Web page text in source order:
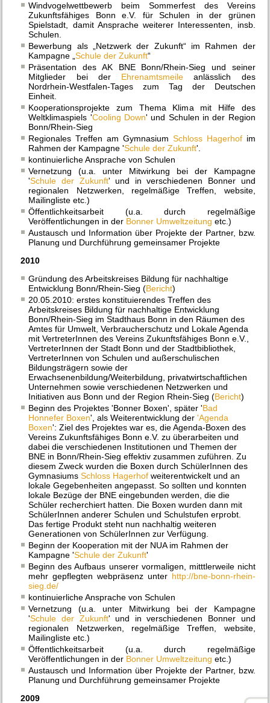
Windvogelwettbewerb beim Sommerfest des Vereins
Zukunftsfähiges Bonn e.V. für Schulen in der grünen
Spielstadt, damit Ansprache weiterer Interessenten, insb.
Schulen.
Bewerbung als „Netzwerk der Zukunft“ im Rahmen der
Kampagne „Schule der Zukunft“
Präsentation des AK BNE Bonn/Rhein-Sieg und seiner
Mitglieder bei der Ehrenamtsmeile anlässlich des
Nordrhein-Westfalen-Tages zum Tag der Deutschen
Einheit.
Kooperationsprojekte zum Thema Klima mit Hilfe des
Weltklimaspiels 'Cooling Down' und Schulen in der Region
Bonn/Rhein-Sieg
Regionales Treffen am Gymnasium Schloss Hagerhofim
Rahmen der Kampagne 'Schule der Zukunft'.
kontinuierliche Ansprache von Schulen
Vernetzung (u.a. unter Mitwirkung bei der Kampagne
'Schule der Zukunft' und in verschiedenen Bonner und
regionalen Netzwerken, regelmäßige Treffen, website,
Mailingliste etc.)
Öffentlichkeitsarbeit (u.a. durch regelmäßige
Veröffentlichungen in der Bonner Umweltzeitungetc.)
Austausch und Information über Projekte der Partner, bzw.
Planung und Durchführung gemeinsamer Projekte
2010
Gründung des Arbeitskreises Bildung für nachhaltige
Entwicklung Bonn/Rhein-Sieg (Bericht)
20.05.2010: erstes konstituierendes Treffen des
Arbeitskreises Bildung für nachhaltige Entwicklung
Bonn/Rhein-Sieg im Stadthaus Bonn in den Räumen des
Amtes für Umwelt, Verbraucherschutz und Lokale Agenda
mit VertreterInnen des Vereins Zukunftsfähiges Bonn e.V.,
VertreterInnen der Stadt Bonn und der Stadtbibliothek,
VertreterInnen von Schulen und außerschulischen
Bildungsträgern sowie der
Erwachsenenbildung/Weiterbildung, privatwirtschaftlichen
Unternehmen sowie verschiedenen Netzwerken und
Initiativen aus Bonn undder Region Rhein-Sieg (Bericht)
Beginn des Projektes 'Bonner Boxen', später 'Bad
Honnefer Boxen', als Weiterentwicklung der'Agenda
Boxen': Ziel des Projektes war es, die Agenda-Boxen des
Vereins Zukunftsfähiges Bonn e.V. zu überarbeiten und
dabei die verschiedenen Institutionen und Themen der
BNE in Bonn/Rhein-Sieg effektiv zusammen zuführen. Zu
diesemZweck wurden die Boxen durch SchülerInnen des
GymnasiumsSchloss Hagerhofweiterentwickelt und an
lokale Gegebenheiten angepasst. So sollten und konnten
lokale Bezüge der BNE eingebunden werden, die die
Schüler recherchiert hatten. Die Boxen wurden dann mit
SchülerInnen anderer Schulen und Schulstufen erprobt.
Das fertige Produkt steht nun nachhaltig weiteren
Generationen von SchülerInnen zur Verfügung.
Beginn der Kooperation mit der NUA im Rahmen der
Kampagne 'Schule der Zukunft'
Beginn des Aufbaus unserer vormaligen, mitttlerweile nicht
mehr gepflegten webpräsenz unter http://bne-bonn-rhein-
sieg.de/
kontinuierliche Ansprache von Schulen
Vernetzung (u.a. unter Mitwirkung bei der Kampagne
'Schule der Zukunft' und in verschiedenen Bonner und
regionalen Netzwerken, regelmäßige Treffen, website,
Mailingliste etc.)
Öffentlichkeitsarbeit (u.a. durch regelmäßige
Veröffentlichungen in der Bonner Umweltzeitungetc.)
Austausch und Information über Projekte der Partner, bzw.
Planung und Durchführung gemeinsamer Projekte
2009